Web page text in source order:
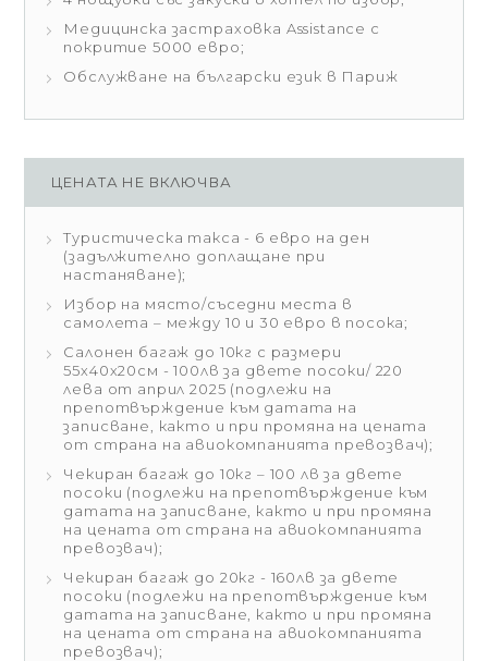
Медицинска застраховка Assistance с
покритие 5000 евро;
Обслужване на български език в Париж
ЦЕНАТА НЕ ВКЛЮЧВА
Туристическа такса - 6 евро на ден
(задължително доплащане при
настаняване);
Избор на място/съседни места в
самолета – между 10 и 30 евро в посока;
Салонен багаж до 10кг с размери
55х40х20см - 100лв за двете посоки/ 220
лева от април 2025 (подлежи на
препотвърждение към датата на
записване, както и при промяна на цената
от страна на авиокомпанията превозвач);
Чекиран багаж до 10кг – 100 лв за двете
посоки (подлежи на препотвърждение към
датата на записване, както и при промяна
на цената от страна на авиокомпанията
превозвач);
Чекиран багаж до 20кг - 160лв за двете
посоки (подлежи на препотвърждение към
датата на записване, както и при промяна
на цената от страна на авиокомпанията
превозвач);